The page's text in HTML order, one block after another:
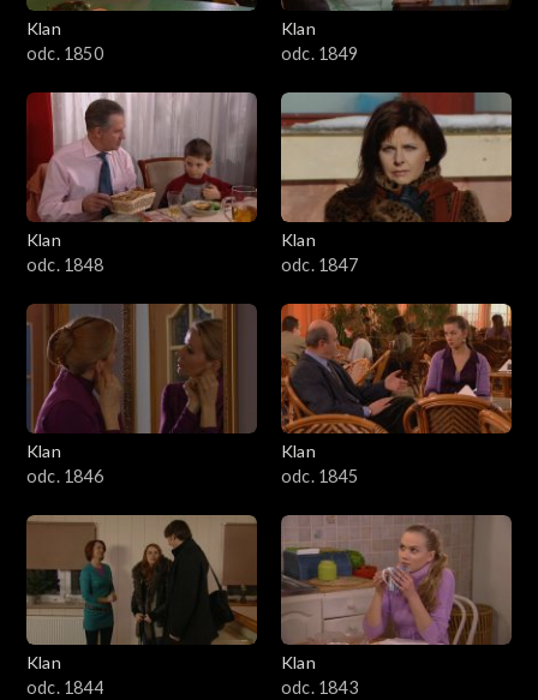
Klan
odc. 1850
Klan
odc. 1849
Klan
odc. 1848
Klan
odc. 1847
Klan
odc. 1846
Klan
odc. 1845
Klan
odc. 1844
Klan
odc. 1843